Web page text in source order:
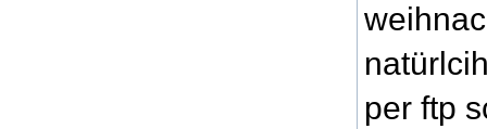
per ftp